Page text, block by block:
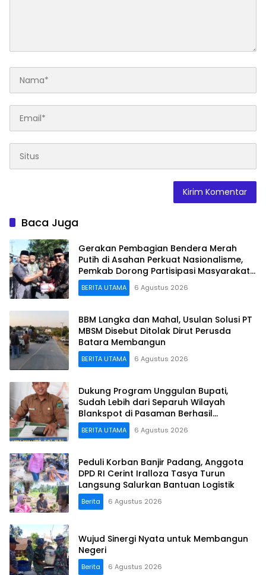
Baca Juga
Gerakan Pembagian Bendera Merah
Putih di Asahan Perkuat Nasionalisme,
Pemkab Dorong Partisipasi Masyarakat
hingga Pelosok Desa
BERITA UTAMA 6 Agustus 2026
BBM Langka dan Mahal, Usulan Solusi PT
MBSM Disebut Ditolak Dirut Perusda
Batara Membangun
BERITA UTAMA 6 Agustus 2026
Dukung Program Unggulan Bupati,
Sudah Lebih dari Separuh Wilayah
Blankspot di Pasaman Berhasil
Terkoneksi
BERITA UTAMA 6 Agustus 2026
Peduli Korban Banjir Padang, Anggota
DPD RI Cerint Iralloza Tasya Turun
Langsung Salurkan Bantuan Logistik
Berita 6 Agustus 2026
Wujud Sinergi Nyata untuk Membangun
Negeri
Berita 6 Agustus 2026